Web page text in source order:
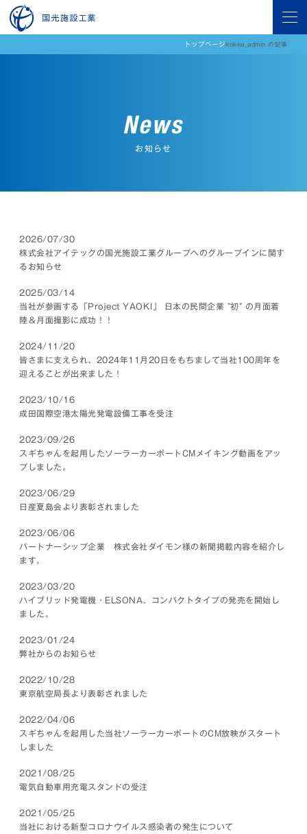
トップページ kokko_admin の記事
お知らせ
2026/07/30
株式会社アイテックの国光施設工業グループへのグループインに関す
るお知らせ
2025/03/14
当社が参画する「Project YAOKI」 日本の民間企業 ”初” の月面着
陸＆月面撮影に成功！！
2024/11/20
皆さまに支えられ、2024年11月20日をもちまして当社100周年を
迎えることが出来ました！
2023/10/16
成田国際空港太陽光発電設備工事を受注
2023/09/26
スギちゃんを起用したソーラーカーポートCMメイキング動画をアッ
プしました。
2023/06/29
日産夏島会より表彰されました
2023/06/06
パートナーシップ企業 株式会社ダイモン様の新聞掲載内容を紹介し
ます。
2023/03/20
ハイブリッド発電機・ELSONA、コンパクトタイプの発売を開始し
ました。
2023/01/24
弊社からのお知らせ
2022/10/28
東京航空局長より表彰されました
2022/04/06
スギちゃんを起用した当社ソーラーカーポートのCM放映がスタート
しました
2021/08/25
電気自動車用充電スタンドの受注
2021/05/25
当社における新型コロナウイルス感染者の発生について